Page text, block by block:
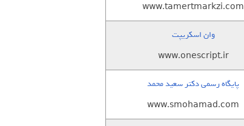
www.tamertmarkzi.com
وان اسکریپت
www.onescript.ir
پایگاه رسمی دکتر سعید محمد
www.smohamad.com